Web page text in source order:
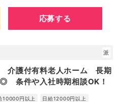
応募する
派
介護付有料老人ホーム 長期
条件や入社時期相談OK！
10000円以上
日給12000円以上